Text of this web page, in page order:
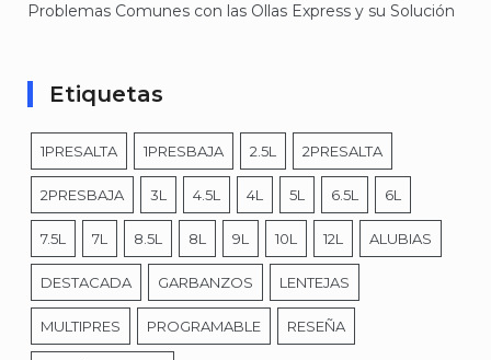
Problemas Comunes con las Ollas Express y su Solución
Etiquetas
1PRESALTA 1PRESBAJA 2.5L 2PRESALTA
2PRESBAJA 3L 4.5L 4L 5L 6.5L 6L
7.5L 7L 8.5L 8L 9L 10L 12L ALUBIAS
DESTACADA GARBANZOS LENTEJAS
MULTIPRES PROGRAMABLE RESEÑA